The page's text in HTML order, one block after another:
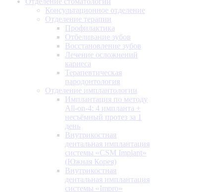
Консультационное отделение
Отделение терапии
Профилактика
Отбеливание зубов
Восстановление зубов
Лечение осложнений
кариеса
Терапевтическая
пародонтология
Отделение имплантологии
Имплантация по методу
All-on-4: 4 импланта +
несъёмный протез за 1
день
Внутрикостная
дентальная имплантация
системы «CSM Implant»
(Южная Корея)
Внутрикостная
дентальная имплантация
системы «Impro»